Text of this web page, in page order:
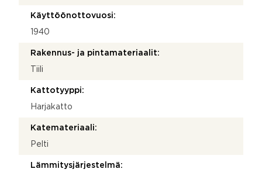
Käyttöönottovuosi:
1940
Rakennus- ja pintamateriaalit:
Tiili
Kattotyyppi:
Harjakatto
Katemateriaali:
Pelti
Lämmitysjärjestelmä: